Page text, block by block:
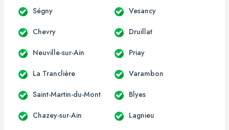
Ségny Vesancy
Chevry Druillat
Neuville-sur-Ain Priay
La Tranclière Varambon
Saint-Martin-du-Mont Blyes
Chazey-sur-Ain Lagnieu